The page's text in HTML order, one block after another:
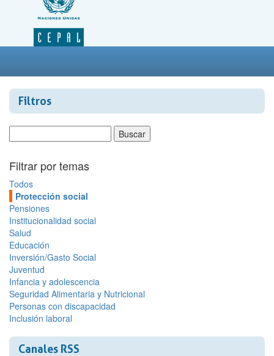
Filtros
Filtrar por temas
Todos
Protección social
Pensiones
Institucionalidad social
Salud
Educación
Inversión/Gasto Social
Juventud
Infancia y adolescencia
Seguridad Alimentaria y Nutricional
Personas con discapacidad
Inclusión laboral
Canales RSS